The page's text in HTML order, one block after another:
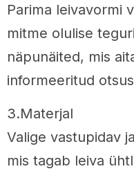
Parima leivavormi
mitme olulise
näpunäited, mis
informeeritud
3.Materjal
Valige vastupidav
mis tagab leiva